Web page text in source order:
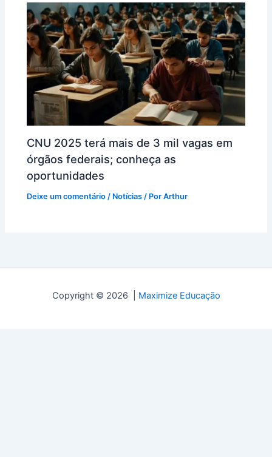
CNU 2025 terá mais de 3 mil vagas em
órgãos federais; conheça as
oportunidades
Deixe um comentário / Notícias / PorArthur
Copyright © 2026 | Maximize Educação